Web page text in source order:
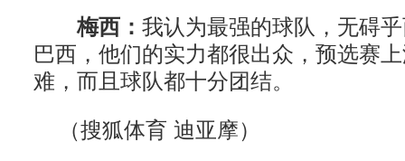
梅西： 我认为最强的球队，无碍
巴西，他们的实力都很出众，预选赛
难，而且球队都十分团结。
（搜狐体育 迪亚摩）